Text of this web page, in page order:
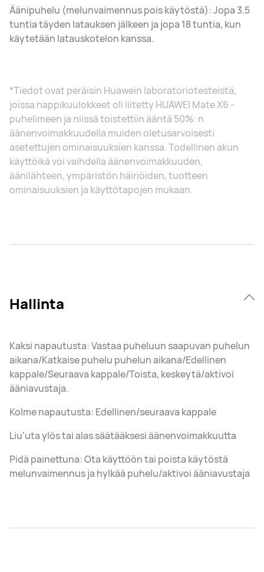
Äänipuhelu (melunvaimennus pois käytöstä): Jopa 3.5
tuntia täyden latauksen jälkeen ja jopa 18 tuntia, kun
käytetään latauskotelon kanssa.
*Tiedot ovat peräisin Huawein laboratoriotesteistä,
joissa nappikuulokkeet oli liitetty HUAWEI Mate X6 -
puhelimeen ja niissä toistettiin ääntä 50%: n
äänenvoimakkuudella muiden oletusarvoisesti
asetettujen ominaisuuksien kanssa. Todellinen akun
käyttöikä voi vaihdella äänenvoimakkuuden,
äänilähteen, ympäristön häiriöiden, tuotteen
ominaisuuksien ja käyttötapojen mukaan.
Hallinta
Kaksi napautusta: Vastaa puheluun saapuvan puhelun
aikana/Katkaise puhelu puhelun aikana/Edellinen
kappale/Seuraava kappale/Toista, keskeytä/aktivoi
ääniavustaja.
Kolme napautusta: Edellinen/seuraava kappale
Liu'uta ylös tai alas säätääksesi äänenvoimakkuutta
Pidä painettuna: Ota käyttöön tai poista käytöstä
melunvaimennus ja hylkää puhelu/aktivoi ääniavustaja